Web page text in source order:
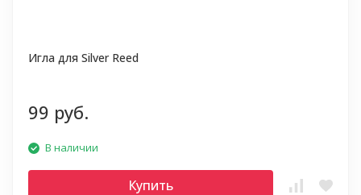
Игла для Silver Reed
99 руб.
В наличии
Купить